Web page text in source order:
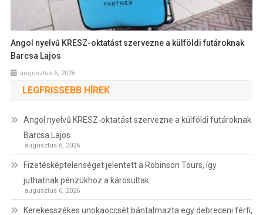
Angol nyelvű KRESZ-oktatást szervezne a külföldi futároknak
Barcsa Lajos
augusztus 6, 2026
LEGFRISSEBB HÍREK
Angol nyelvű KRESZ-oktatást szervezne a külföldi futároknak
Barcsa Lajos
augusztus 6, 2026
Fizetésképtelenséget jelentett a Robinson Tours, így
juthatnak pénzükhöz a károsultak
augusztus 6, 2026
Kerekesszékes unokaöccsét bántalmazta egy debreceni férfi,